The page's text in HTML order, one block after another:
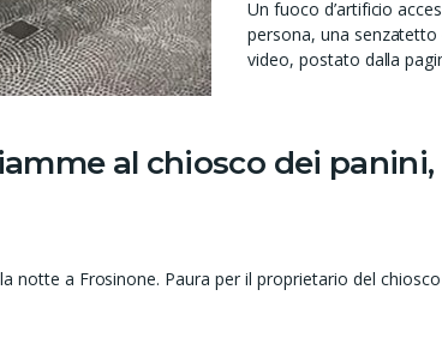
Un fuoco d’artificio
persona, una senzatetto
video, postato dalla
al chiosco dei
notte a Frosinone. Paura per il proprietario del